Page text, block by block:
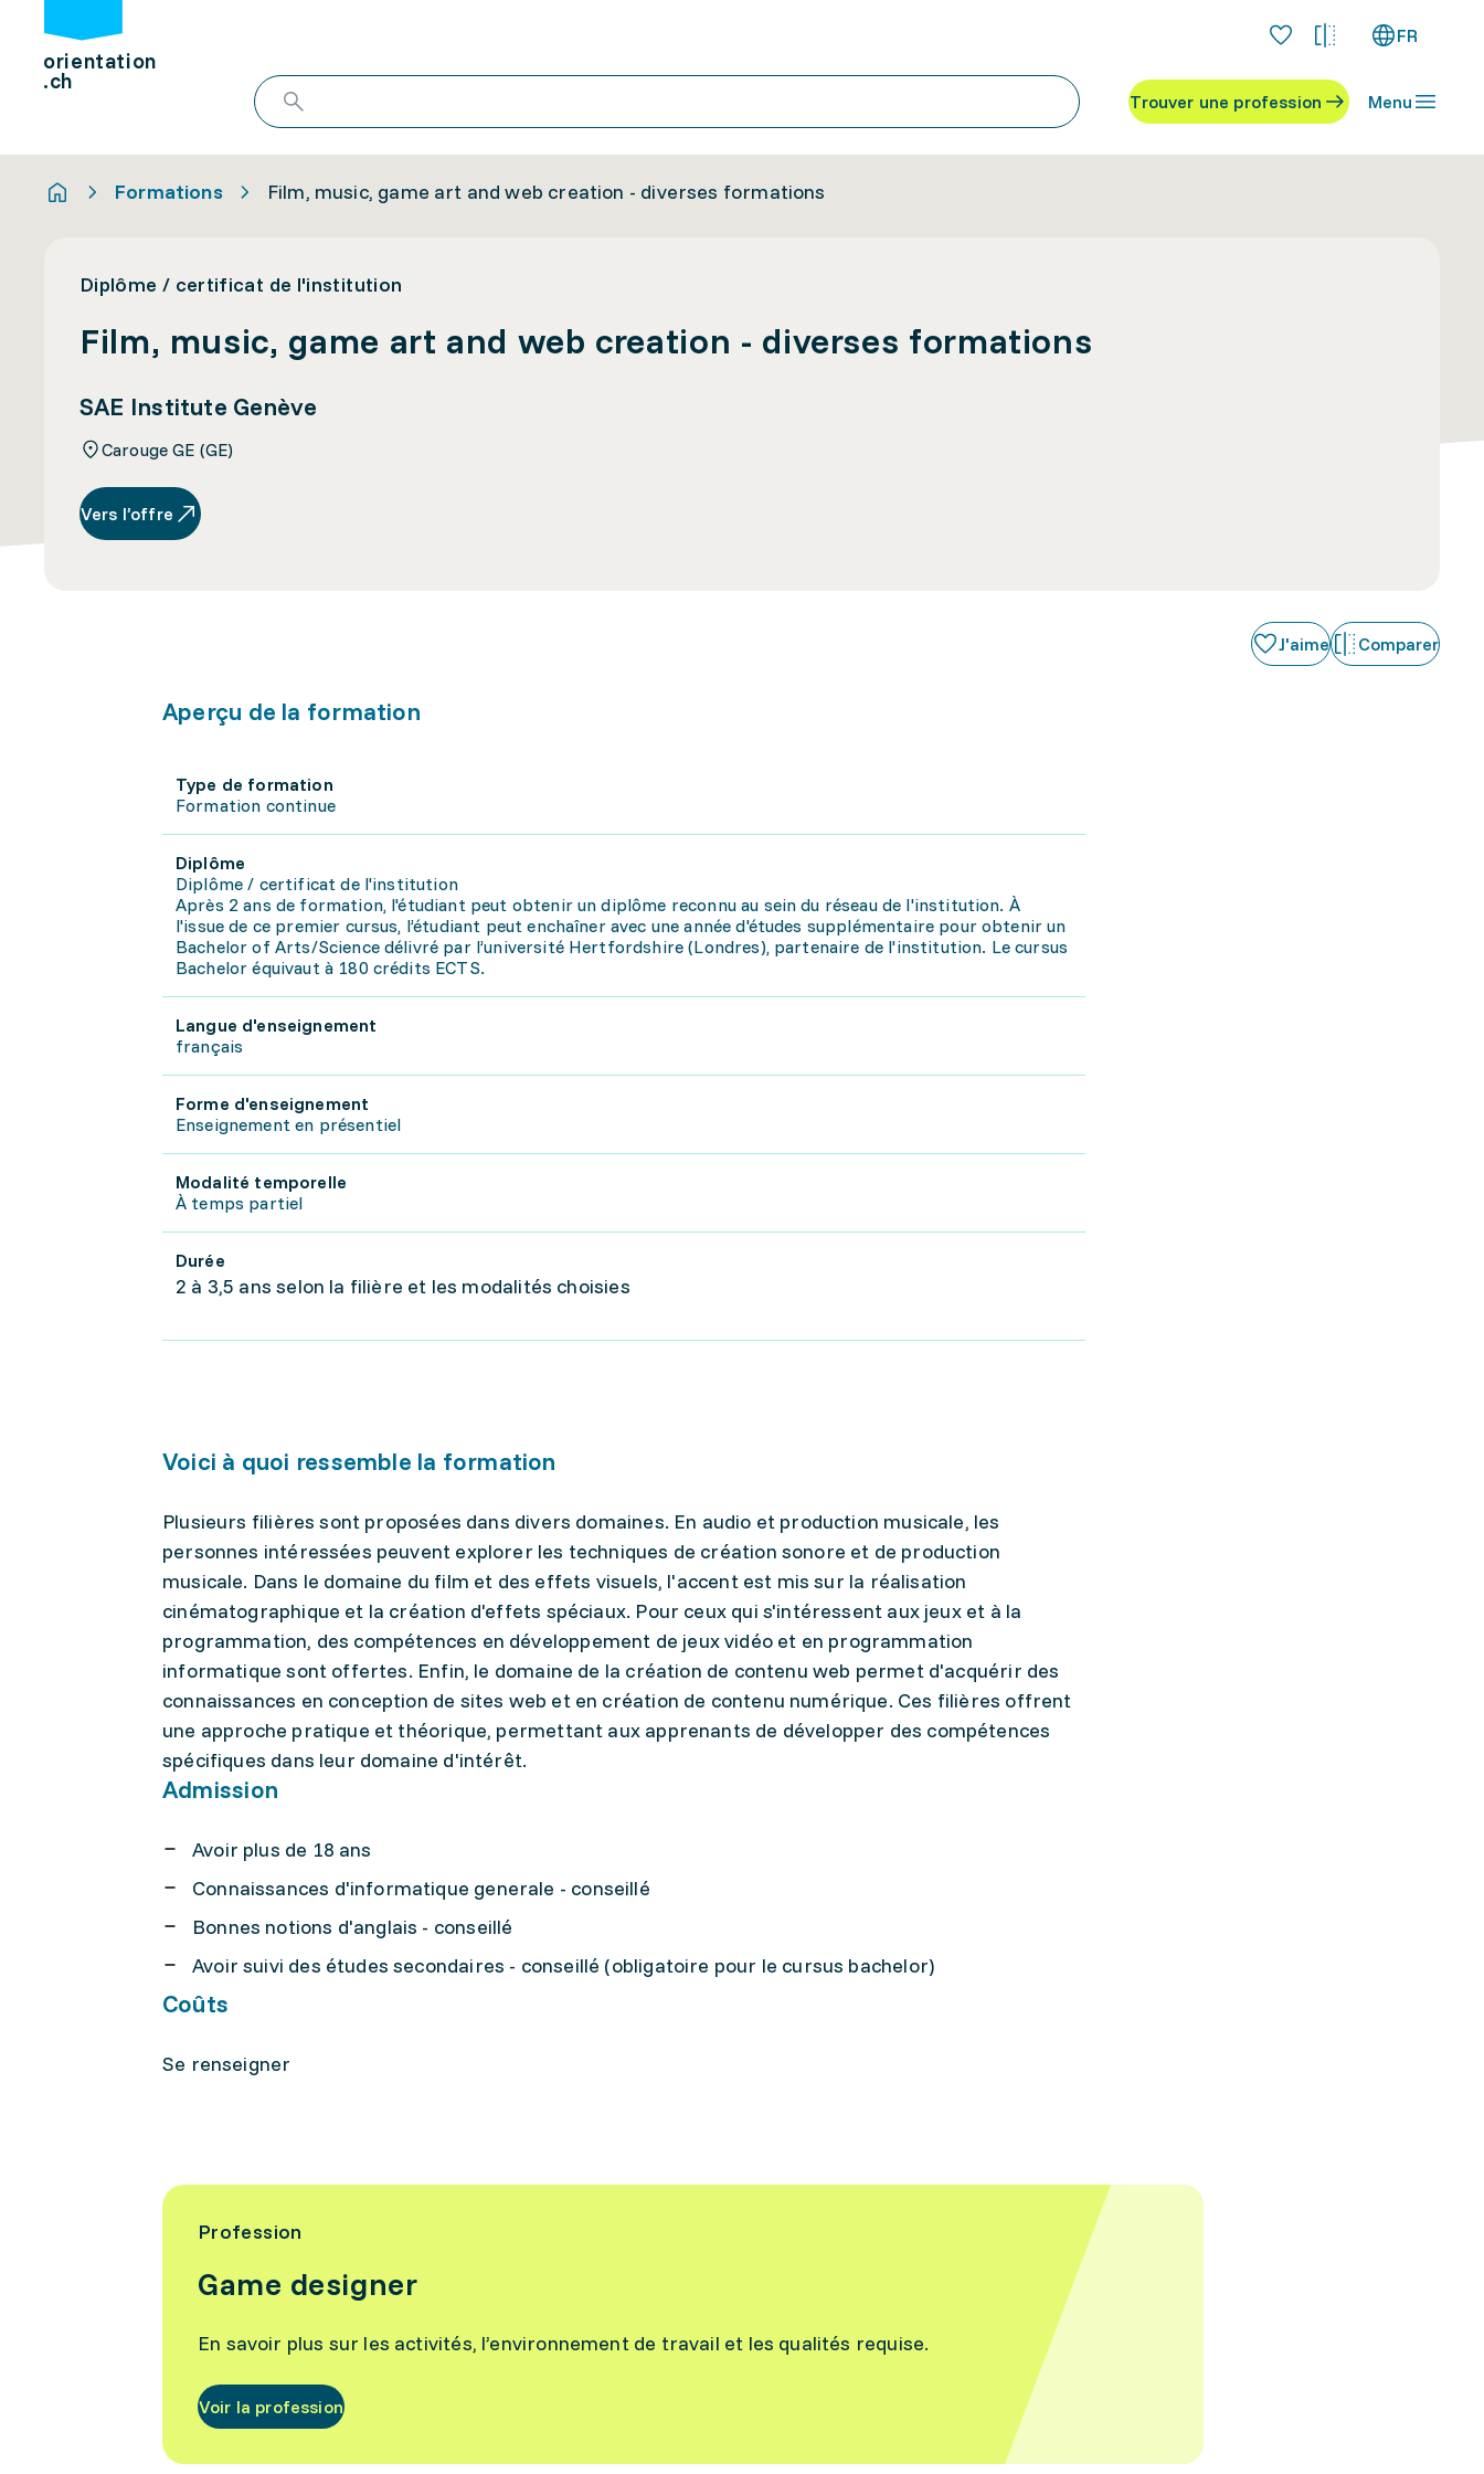
orientation
.ch
FR
Trouver une profession Menu
Formations Film, music, game art and web creation - diverses formations
Diplôme / certificat de l'institution
Film, music, game art and web creation - diverses formations
SAE Institute Genève
Carouge GE (GE)
Vers l’offre
J'aime Comparer
Aperçu de la formation
Type de formation
Formation continue
Diplôme
Diplôme / certificat de l'institution
Après 2 ans de formation, l'étudiant peut obtenir un diplôme reconnu au sein du réseau de l'institution. À
l'issue de ce premier cursus, l’étudiant peut enchaîner avec une année d'études supplémentaire pour obtenir un
Bachelor of Arts/Science délivré par l’université Hertfordshire (Londres), partenaire de l'institution. Le cursus
Bachelor équivaut à 180 crédits ECTS.
Langue d'enseignement
français
Forme d'enseignement
Enseignement en présentiel
Modalité temporelle
À temps partiel
Durée
2 à 3,5 ans selon la filière et les modalités choisies
Voici à quoi ressemble la formation
Plusieurs filières sont proposées dans divers domaines. En audio et production musicale, les
personnes intéressées peuvent explorer les techniques de création sonore et de production
musicale. Dans le domaine du film et des effets visuels, l'accent est mis sur la réalisation
cinématographique et la création d'effets spéciaux. Pour ceux qui s'intéressent aux jeux et à la
programmation, des compétences en développement de jeux vidéo et en programmation
informatique sont offertes. Enfin, le domaine de la création de contenu web permet d'acquérir des
connaissances en conception de sites web et en création de contenu numérique. Ces filières offrent
une approche pratique et théorique, permettant aux apprenants de développer des compétences
spécifiques dans leur domaine d'intérêt.
Admission
Avoir plus de 18 ans
Connaissances d'informatique generale - conseillé
Bonnes notions d'anglais - conseillé
Avoir suivi des études secondaires - conseillé (obligatoire pour le cursus bachelor)
Coûts
Se renseigner
Profession
Game designer
En savoir plus sur les activités, l’environnement de travail et les qualités requise.
Voir la profession